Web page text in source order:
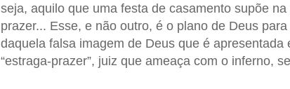
seja, aquilo que uma festa de casamento supõe
prazer... Esse, e não outro, é o plano de Deus
daquela falsa imagem de Deus que é
“estraga-prazer”, juiz que ameaça com o inferno,